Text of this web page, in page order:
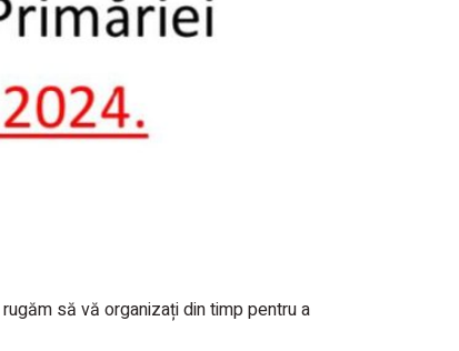
să vă organizați din timp pentru a